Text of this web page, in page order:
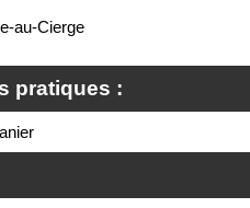
au-Cierge
pratiques :